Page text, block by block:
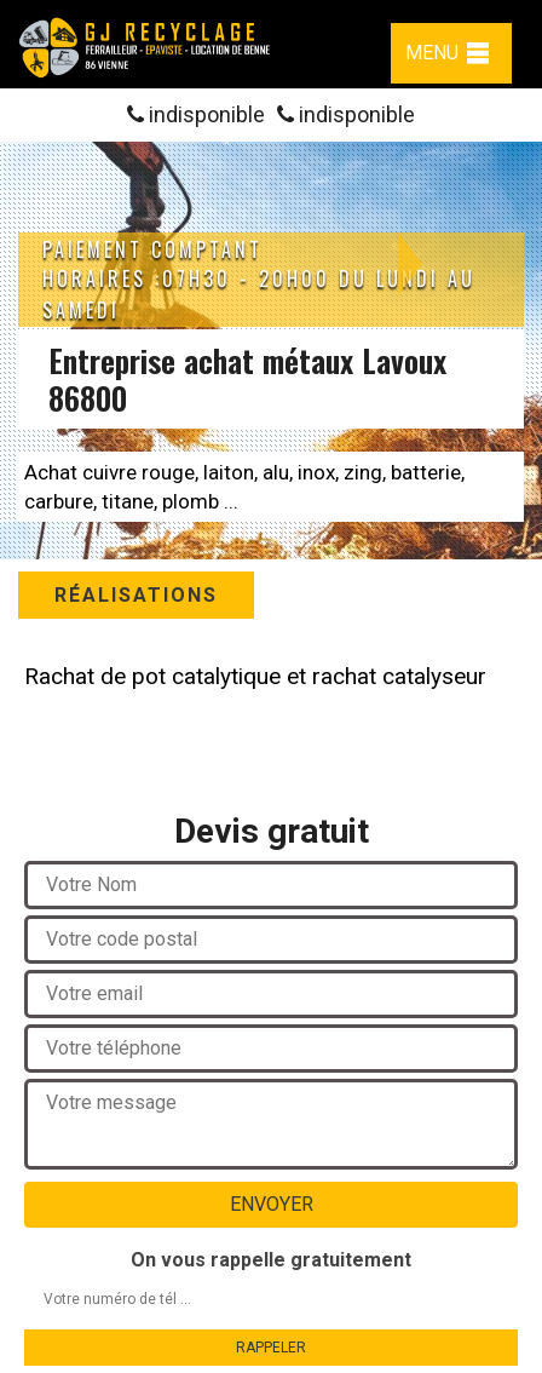
MENU
indisponible indisponible
PAIEMENT COMPTANT
HORAIRES :07H30 - 20H00 DU LUNDI AU
SAMEDI
Entreprise achat métaux Lavoux
86800
Achat cuivre rouge, laiton, alu, inox, zing, batterie,
carbure, titane, plomb ...
RÉALISATIONS
Rachat de pot catalytique et rachat catalyseur
Devis gratuit
On vous rappelle gratuitement